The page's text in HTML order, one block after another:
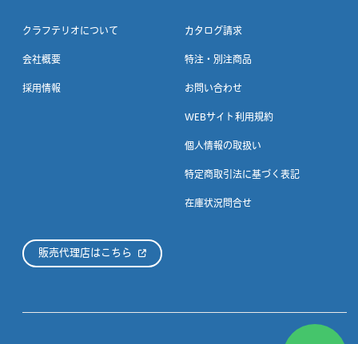
クラフテリオについて
会社概要
採用情報
カタログ請求
特注・別注商品
お問い合わせ
WEBサイト利用規約
個人情報の取扱い
特定商取引法に基づく表記
在庫状況問合せ
販売代理店はこちら